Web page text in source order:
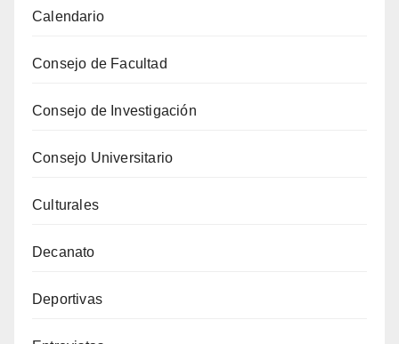
Calendario
Consejo de Facultad
Consejo de Investigación
Consejo Universitario
Culturales
Decanato
Deportivas